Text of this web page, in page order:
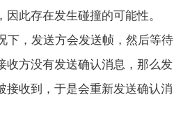
此存在发生碰撞的可能性。
下，发送方会发送帧，然后等待
收方没有发送确认消息，那么发
接收到，于是会重新发送确认消